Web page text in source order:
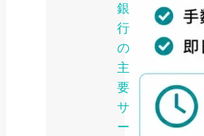
銀
行
の
主
要
サ
ー